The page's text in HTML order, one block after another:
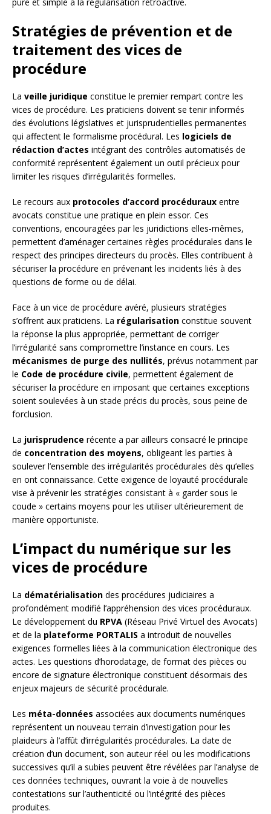
Stratégies de prévention et de
traitement des vices de
procédure
La veille juridique constitue le premier rempart contre les
vices de procédure. Les praticiens doivent se tenir informés
des évolutions législatives et jurisprudentielles permanentes
qui affectent le formalisme procédural. Les logiciels de
rédaction d’actes intégrant des contrôles automatisés de
conformité représentent également un outil précieux pour
limiter les risques d’irrégularités formelles.
Le recours aux protocoles d’accord procéduraux entre
avocats constitue une pratique en plein essor. Ces
conventions, encouragées par les juridictions elles-mêmes,
permettent d’aménager certaines règles procédurales dans le
respect des principes directeurs du procès. Elles contribuent à
sécuriser la procédure en prévenant les incidents liés à des
questions de forme ou de délai.
Face à un vice de procédure avéré, plusieurs stratégies
s’offrent aux praticiens. La régularisation constitue souvent
la réponse la plus appropriée, permettant de corriger
l’irrégularité sans compromettre l’instance en cours. Les
mécanismes de purge des nullités, prévus notamment par
le Code de procédure civile, permettent également de
sécuriser la procédure en imposant que certaines exceptions
soient soulevées à un stade précis du procès, sous peine de
forclusion.
La jurisprudence récente a par ailleurs consacré le principe
de concentration des moyens, obligeant les parties à
soulever l’ensemble des irrégularités procédurales dès qu’elles
en ont connaissance. Cette exigence de loyauté procédurale
vise à prévenir les stratégies consistant à « garder sous le
coude » certains moyens pour les utiliser ultérieurement de
manière opportuniste.
L’impact du numérique sur les
vices de procédure
La dématérialisation des procédures judiciaires a
profondément modifié l’appréhension des vices procéduraux.
Le développement du RPVA (Réseau Privé Virtuel des Avocats)
et de la plateforme PORTALIS a introduit de nouvelles
exigences formelles liées à la communication électronique des
actes. Les questions d’horodatage, de format des pièces ou
encore de signature électronique constituent désormais des
enjeux majeurs de sécurité procédurale.
Les méta-données associées aux documents numériques
représentent un nouveau terrain d’investigation pour les
plaideurs à l’affût d’irrégularités procédurales. La date de
création d’un document, son auteur réel ou les modifications
successives qu’il a subies peuvent être révélées par l’analyse de
ces données techniques, ouvrant la voie à de nouvelles
contestations sur l’authenticité ou l’intégrité des pièces
produites.